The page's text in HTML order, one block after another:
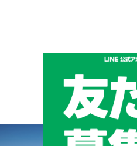
メーカーと
BRAND &